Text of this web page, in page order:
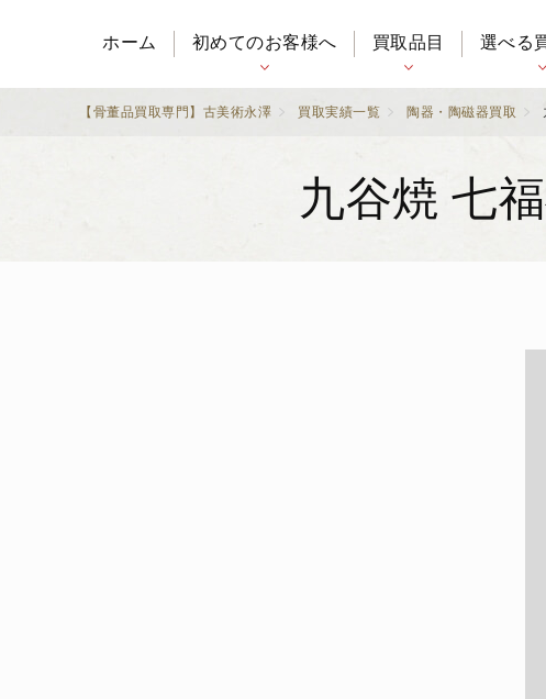
ホーム 初めてのお客様へ 買取品目 選べる
【骨董品買取専門】古美術永澤 買取実績一覧 陶器・陶磁器買取
九谷焼 七